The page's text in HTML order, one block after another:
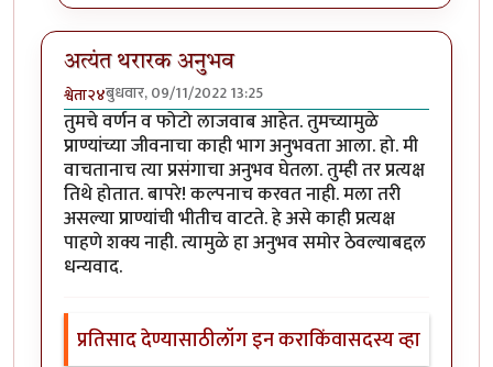
अत्यंत थरारक अनुभव
श्वेता२४बुधवार, 09/11/2022 13:25
तुमचे वर्णन व फोटो लाजवाब आहेत. तुमच्यामुळे
प्राण्यांच्या जीवनाचा काही भाग अनुभवता आला. हो. मी
वाचतानाच त्या प्रसंगाचा अनुभव घेतला. तुम्ही तर प्रत्यक्ष
तिथे होतात. बापरे! कल्पनाच करवत नाही. मला तरी
असल्या प्राण्यांची भीतीच वाटते. हे असे काही प्रत्यक्ष
पाहणे शक्य नाही. त्यामुळे हा अनुभव समोर ठेवल्याबद्दल
धन्यवाद.
प्रतिसाद देण्यासाठीलॉग इन कराकिंवासदस्य व्हा